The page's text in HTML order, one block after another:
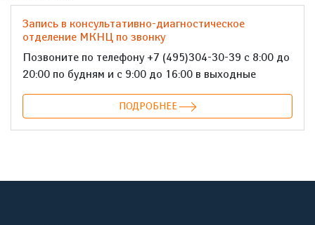
Запись в консультативно-диагностическое
отделение МКНЦ по звонку
Позвоните по телефону +7 (495)304-30-39 с 8:00 до
20:00 по будням и с 9:00 до 16:00 в выходные
ПОДРОБНЕЕ